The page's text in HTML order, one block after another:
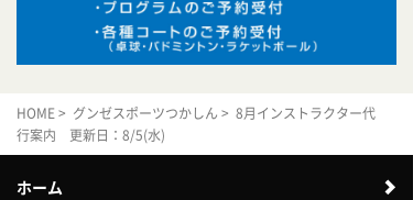
HOME> グンゼスポーツつかしん > 8月インストラクター代
行案内 更新日：8/5(水)
ホーム